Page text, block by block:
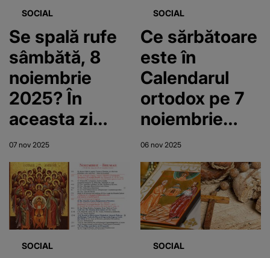
SOCIAL
Se spală rufe
sâmbătă, 8
noiembrie
2025? În
aceasta zi
sunt
sărbătoriți
Sfinții Mihail și
Gavril
07 nov 2025
SOCIAL
Ce sărbătoare
este în
Calendarul
ortodox pe 7
noiembrie
2025, în
Ajunul Sfinților
Mihail și
Gavril?
06 nov 2025
SOCIAL SOCIAL